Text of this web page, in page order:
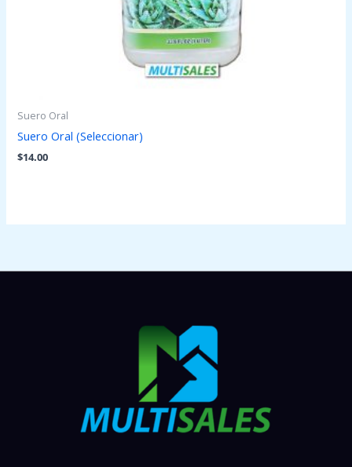
Suero Oral
Suero Oral (Seleccionar)
$14.00